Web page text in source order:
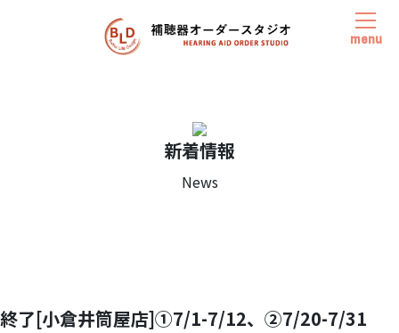
menu
新着情報
News
終了[小倉井筒屋店]①7/1-7/12、②7/20-7/31